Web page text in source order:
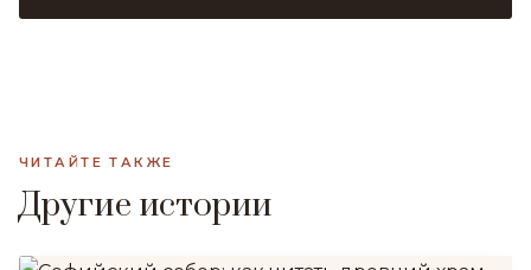
ЧИТАЙТЕ ТАКЖЕ
Другие истории